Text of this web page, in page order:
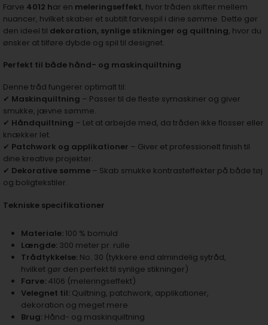
Farve 4012 har en meleringseffekt, hvor tråden skifter mellem
nuancer, hvilket skaber et subtilt farvespil i dine sømme. Dette gør
den ideel til dekoration, synlige stikninger og quiltning, hvor du
ønsker at tilføre dybde og spil til designet.
Perfekt til både hånd- og maskinquiltning
Denne tråd fungerer optimalt til:
✔ Maskinquiltning – Passer til de fleste symaskiner og giver
smukke, jævne sømme.
✔ Håndquiltning – Let at arbejde med, da tråden ikke flosser eller
knækker let.
✔ Patchwork og applikationer – Giver et professionelt finish til
dine kreative projekter.
✔ Dekorative sømme – Skab smukke kontrasteffekter på både tøj
og boligtekstiler.
Tekniske specifikationer
Materiale: 100 % bomuld
Længde: 300 meter pr. rulle
Trådtykkelse: No. 30 (tykkere end almindelig sytråd,
hvilket gør den perfekt til synlige stikninger)
Farve: 4106 (meleringseffekt)
Velegnet til: Quiltning, patchwork, applikationer,
dekoration og meget mere
Brug: Hånd- og maskinquiltning